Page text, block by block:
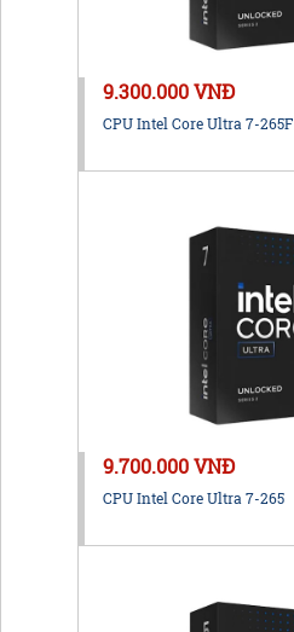
9.300.000 VNĐ
CPU Intel Core Ultra 7-265F
9.700.000 VNĐ
CPU Intel Core Ultra 7-265